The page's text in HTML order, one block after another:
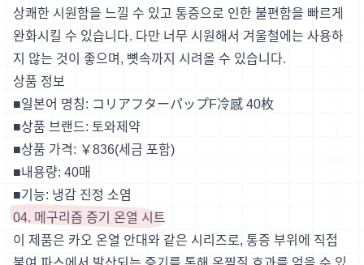
상쾌한 시원함을 느낄 수 있고 통증으로 인한 불편함을 빠르게
완화시킬 수 있습니다. 다만 너무 시원해서 겨울철에는 사용하
지 않는 것이 좋으며, 뼛속까지 시려올 수 있습니다.
상품 정보
■일본어 명칭: コリアフターパップF冷感 40枚
■상품 브랜드: 토와제약
■상품 가격: ￥836(세금 포함)
■내용량: 40매
■기능: 냉감 진정 소염
04. 메구리즘 증기 온열 시트
이 제품은 카오 온열 안대와 같은 시리즈로, 통증 부위에 직접